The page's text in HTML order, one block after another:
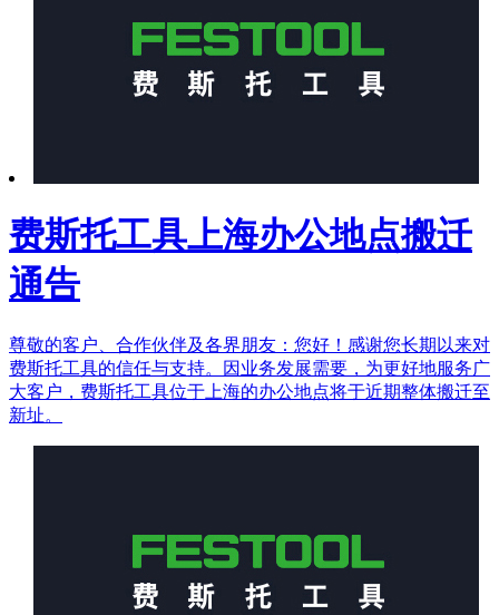
费斯托工具上海办公地点搬迁
通告
尊敬的客户、合作伙伴及各界朋友：您好！感谢您长期以来对
费斯托工具的信任与支持。因业务发展需要，为更好地服务广
大客户，费斯托工具位于上海的办公地点将于近期整体搬迁至
新址。